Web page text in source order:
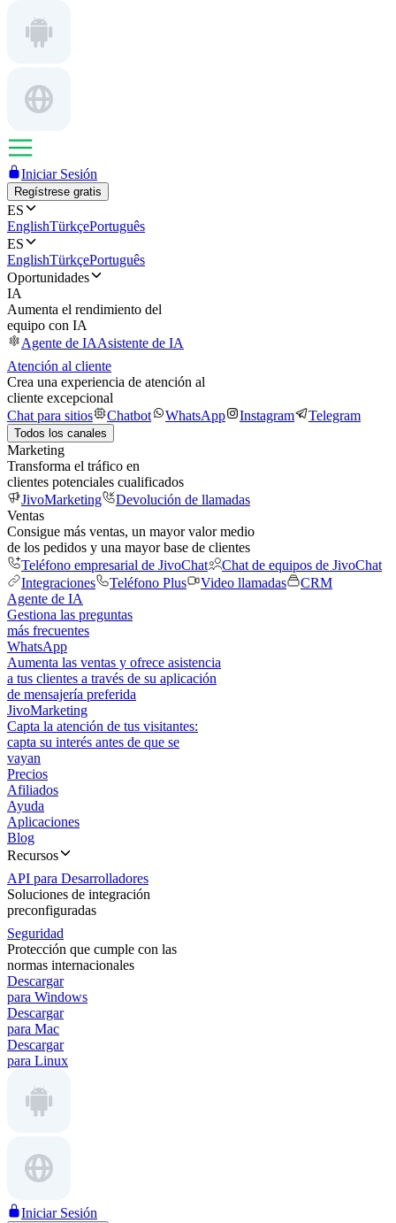
Iniciar Sesión
Regístrese gratis
ES
EnglishTürkçePortuguês
ES
EnglishTürkçePortuguês
Oportunidades
IA
Aumenta el rendimiento del
equipo con IA
Agente de IAAsistente de IA
Atención al cliente
Crea una experiencia de atención al
cliente excepcional
Chat para sitios
Chatbot WhatsApp Instagram Telegram
Todos los canales
Marketing
Transforma el tráfico en
clientes potenciales cualificados
JivoMarketing
Devolución de llamadas
Ventas
Consigue más ventas, un mayor valor medio
de los pedidos y una mayor base de clientes
Teléfono empresarial de JivoChat
Chat de equipos de JivoChat
Integraciones
Teléfono Plus Video llamadas
CRM
Agente de IA
Gestiona las preguntas
más frecuentes
WhatsApp
Aumenta las ventas y ofrece asistencia
a tus clientes a través de su aplicación
de mensajería preferida
JivoMarketing
Capta la atención de tus visitantes:
capta su interés antes de que se
vayan
Precios
Afiliados
Ayuda
Aplicaciones
Blog
Recursos
API para Desarrolladores
Soluciones de integración
preconfiguradas
Seguridad
Protección que cumple con las
normas internacionales
Descargar
para Windows
Descargar
para Mac
Descargar
para Linux
Iniciar Sesión